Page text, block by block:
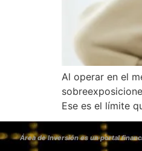
Al operar en el
Ese es el límite
Área de Inversión es un portal